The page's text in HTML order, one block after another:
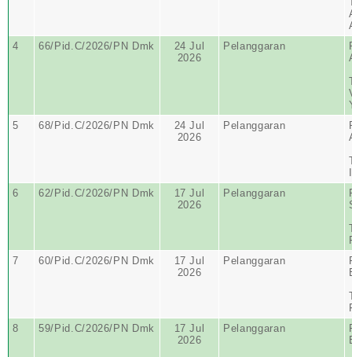
4
66/Pid.C/2026/PN Dmk
24 Jul
2026
Pelanggaran
5
68/Pid.C/2026/PN Dmk
24 Jul
2026
Pelanggaran
6
62/Pid.C/2026/PN Dmk
17 Jul
2026
Pelanggaran
7
60/Pid.C/2026/PN Dmk
17 Jul
2026
Pelanggaran
8
59/Pid.C/2026/PN Dmk
17 Jul
2026
Pelanggaran